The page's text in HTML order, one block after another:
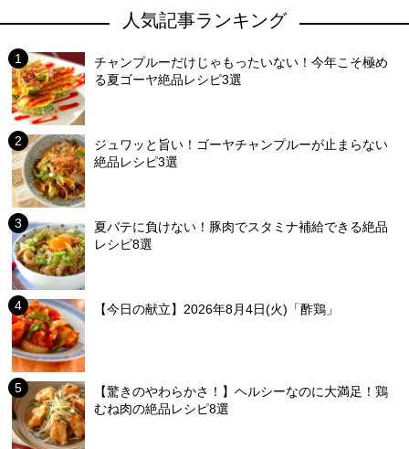
人気記事ランキング
チャンプルーだけじゃもったいない！今年こそ極め
る夏ゴーヤ絶品レシピ3選
ジュワッと旨い！ゴーヤチャンプルーが止まらない
絶品レシピ3選
夏バテに負けない！豚肉でスタミナ補給できる絶品
レシピ8選
【今日の献立】2026年8月4日(火)「酢鶏」
【驚きのやわらかさ！】ヘルシーなのに大満足！鶏
むね肉の絶品レシピ8選